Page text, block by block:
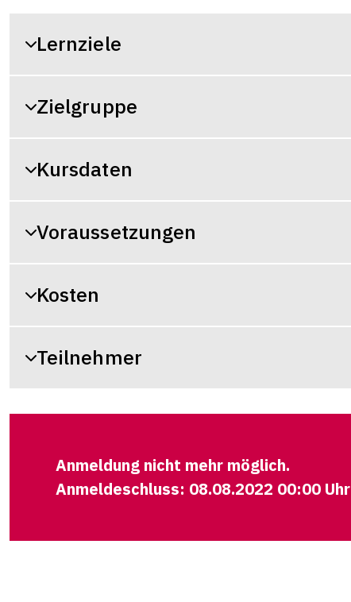
Lernziele
Zielgruppe
Kursdaten
Voraussetzungen
Kosten
Teilnehmer
Anmeldung nicht mehr möglich.
Anmeldeschluss: 08.08.2022 00:00 Uhr